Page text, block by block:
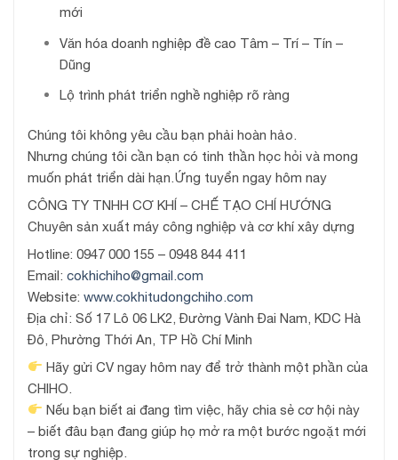
mới
Văn hóa doanh nghiệp đề cao Tâm – Trí – Tín –
Dũng
Lộ trình phát triển nghề nghiệp rõ ràng
Chúng tôi không yêu cầu bạn phải hoàn hảo.
Nhưng chúng tôi cần bạn có tinh thần học hỏi và mong
muốn phát triển dài hạn.Ứng tuyển ngay hôm nay
CÔNG TY TNHH CƠ KHÍ – CHẾ TẠO CHÍ HƯỚNG
Chuyên sản xuất máy công nghiệp và cơ khí xây dựng
Hotline: 0947 000 155 – 0948 844 411
Email: cokhichiho@gmail.com
Website: www.cokhitudongchiho.com
Địa chỉ: Số 17 Lô 06 LK2, Đường Vành Đai Nam, KDC Hà
Đô, Phường Thới An, TP Hồ Chí Minh
Hãy gửi CV ngay hôm nay để trở thành một phần của
CHIHO.
Nếu bạn biết ai đang tìm việc, hãy chia sẻ cơ hội này
– biết đâu bạn đang giúp họ mở ra một bước ngoặt mới
trong sự nghiệp.